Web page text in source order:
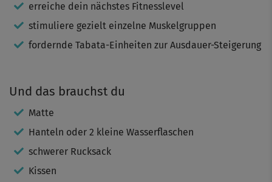
erreiche dein nächstes Fitnesslevel
stimuliere gezielt einzelne Muskelgruppen
fordernde Tabata-Einheiten zur Ausdauer-Steigerung
Und das brauchst du
Matte
Hanteln oder 2 kleine Wasserflaschen
schwerer Rucksack
Kissen